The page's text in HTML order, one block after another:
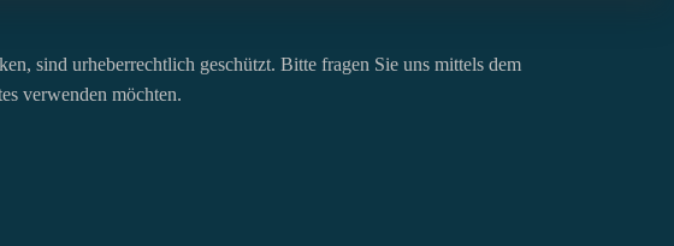
sind urheberrechtlich geschützt. Bitte fragen Sie uns mittels dem
verwenden möchten.